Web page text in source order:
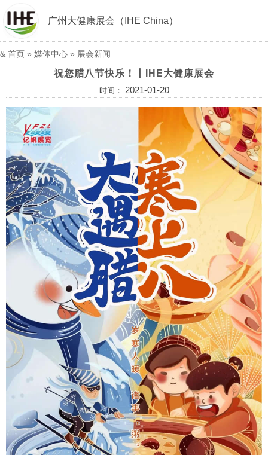
广州大健康展会（IHE China）
& 首页 » 媒体中心 » 展会新闻
祝您腊八节快乐！丨IHE大健康展会
时间： 2021-01-20